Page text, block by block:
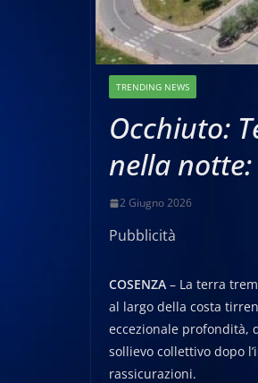
TRENDING NEWS
Occhiuto:
nella notte:
2 Giugno 2026
Pubblicità
COSENZA – La terra
al largo della costa
eccezionale profondità,
sollievo collettivo dopo
rassicurazioni.